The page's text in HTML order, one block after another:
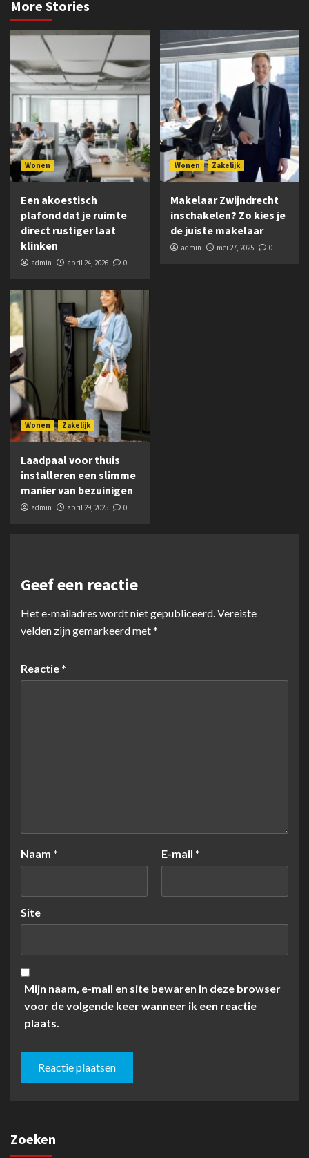
More Stories
Wonen
Een akoestisch
plafond dat je ruimte
direct rustiger laat
klinken
admin april 24, 2026 0
Wonen Zakelijk
Makelaar Zwijndrecht
inschakelen? Zo kies je
de juiste makelaar
admin mei 27, 2025 0
Wonen Zakelijk
Laadpaal voor thuis
installeren een slimme
manier van bezuinigen
admin april 29, 2025 0
Geef een reactie
Het e-mailadres wordt niet gepubliceerd. Vereiste
velden zijn gemarkeerd met*
Reactie *
Naam * E-mail *
Site
Mijn naam, e-mail en site bewaren in deze browser
voor de volgende keer wanneer ik een reactie
plaats.
Zoeken